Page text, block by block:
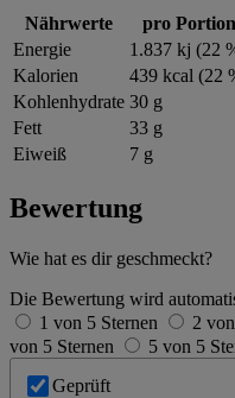
Nährwerte
pro Portion
Energie
1.837 kj (22
Kalorien
439 kcal (22
Kohlenhydrate 30 g
Fett
33 g
Eiweiß
7 g
Bewertung
Wie hat es dir geschmeckt?
Die Bewertung wird
1 von 5 Sternen
2
von 5 Sternen
5 von 5
Geprüft